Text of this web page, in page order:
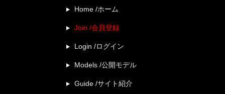
Home /ホーム
Join /会員登録
Login /ログイン
Models /公開モデル
Guide /サイト紹介